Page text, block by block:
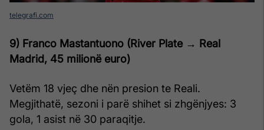
telegrafi.com
9) Franco Mastantuono (River Plate → Real
Madrid, 45 milionë euro)
Vetëm 18 vjeç dhe nën presion te Reali.
Megjithatë, sezoni i parë shihet si zhgënjyes: 3
gola, 1 asist në 30 paraqitje.